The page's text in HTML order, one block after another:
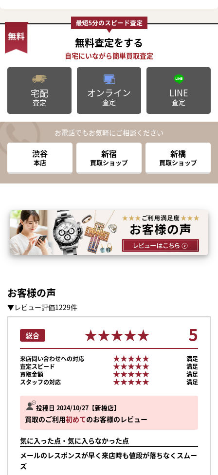
無料査定をする
宅配
査定
オンライン
査定
LINE
査定
お電話でもお気軽にご相談ください
渋谷
本店
新宿
買取ショップ
新橋
買取ショップ
お客様の声
▼レビュー評価1229件
投稿日 2024/10/27 新橋店
買取のご利用初めてのお客様のレビュー
気に入った点・気に入らなかった点
メールのレスポンスが早く来店時も値段が落ちなくスムー
ズ
総合 ★★★★★
★★★★★ 5
来店問い合わせへの対応 ★★★★★
★★★★★
満足
査定スピード
★★★★★
★★★★★
満足
買取金額
★★★★★
★★★★★
満足
スタッフの対応
★★★★★
★★★★★ 満足